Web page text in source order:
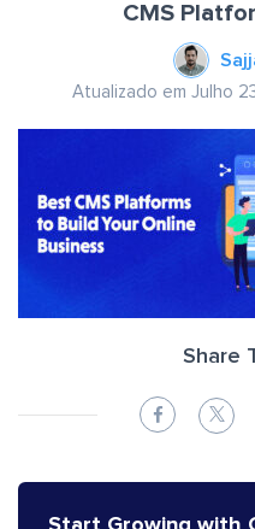
CMS
Atualizado em Julho
Share